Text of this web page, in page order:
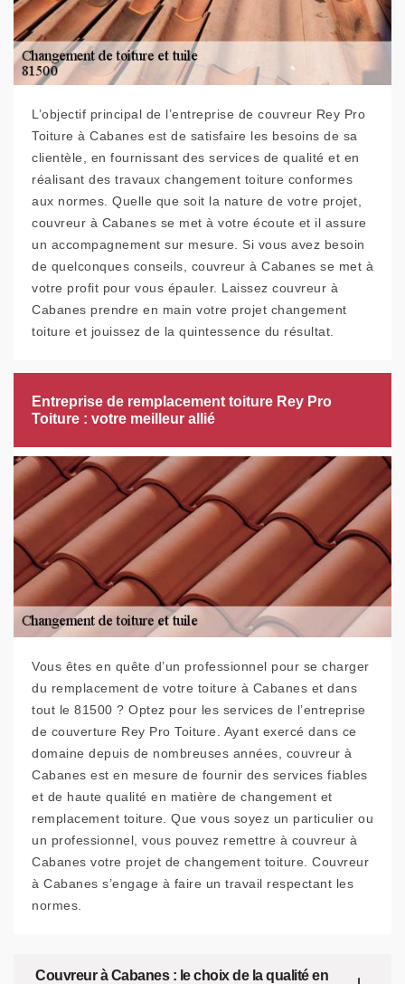
L’objectif principal de l’entreprise de couvreur Rey Pro
Toiture à Cabanes est de satisfaire les besoins de sa
clientèle, en fournissant des services de qualité et en
réalisant des travaux changement toiture conformes
aux normes. Quelle que soit la nature de votre projet,
couvreur à Cabanes se met à votre écoute et il assure
un accompagnement sur mesure. Si vous avez besoin
de quelconques conseils, couvreur à Cabanes se met à
votre profit pour vous épauler. Laissez couvreur à
Cabanes prendre en main votre projet changement
toiture et jouissez de la quintessence du résultat.
Entreprise de remplacement toiture Rey Pro
Toiture : votre meilleur allié
Vous êtes en quête d’un professionnel pour se charger
du remplacement de votre toiture à Cabanes et dans
tout le 81500 ? Optez pour les services de l’entreprise
de couverture Rey Pro Toiture. Ayant exercé dans ce
domaine depuis de nombreuses années, couvreur à
Cabanes est en mesure de fournir des services fiables
et de haute qualité en matière de changement et
remplacement toiture. Que vous soyez un particulier ou
un professionnel, vous pouvez remettre à couvreur à
Cabanes votre projet de changement toiture. Couvreur
à Cabanes s’engage à faire un travail respectant les
normes.
Couvreur à Cabanes : le choix de la qualité en